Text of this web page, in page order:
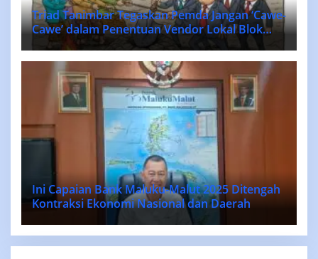
Triad Tanimbar Tegaskan Pemda Jangan ‘Cawe-
Cawe’ dalam Penentuan Vendor Lokal Blok
MASELA.
Ini Capaian Bank Maluku-Malut 2025 Ditengah
Kontraksi Ekonomi Nasional dan Daerah